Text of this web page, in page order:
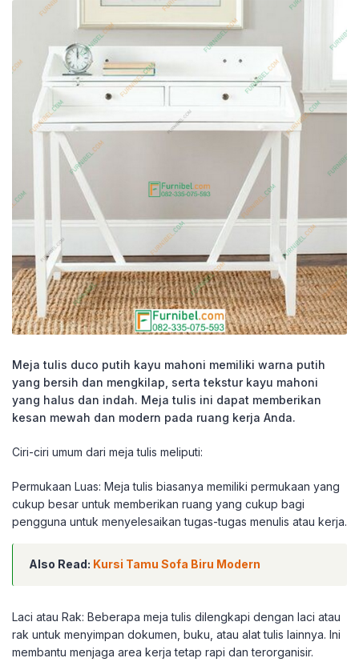
Meja tulis duco putih kayu mahoni memiliki warna putih
yang bersih dan mengkilap, serta tekstur kayu mahoni
yang halus dan indah. Meja tulis ini dapat memberikan
kesan mewah dan modern pada ruang kerja Anda.
Ciri-ciri umum dari meja tulis meliputi:
Permukaan Luas: Meja tulis biasanya memiliki permukaan yang
cukup besar untuk memberikan ruang yang cukup bagi
pengguna untuk menyelesaikan tugas-tugas menulis atau kerja.
Also Read: Kursi Tamu Sofa Biru Modern
Laci atau Rak: Beberapa meja tulis dilengkapi dengan laci atau
rak untuk menyimpan dokumen, buku, atau alat tulis lainnya. Ini
membantu menjaga area kerja tetap rapi dan terorganisir.